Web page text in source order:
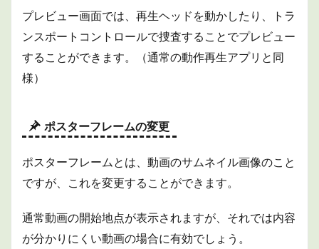
プレビュー画面では、再生ヘッドを動かしたり、トラ
ンスポートコントロールで捜査することでプレビュー
することができます。（通常の動作再生アプリと同
様）
ポスターフレームの変更
ポスターフレームとは、動画のサムネイル画像のこと
ですが、これを変更することができます。
通常動画の開始地点が表示されますが、それでは内容
が分かりにくい動画の場合に有効でしょう。